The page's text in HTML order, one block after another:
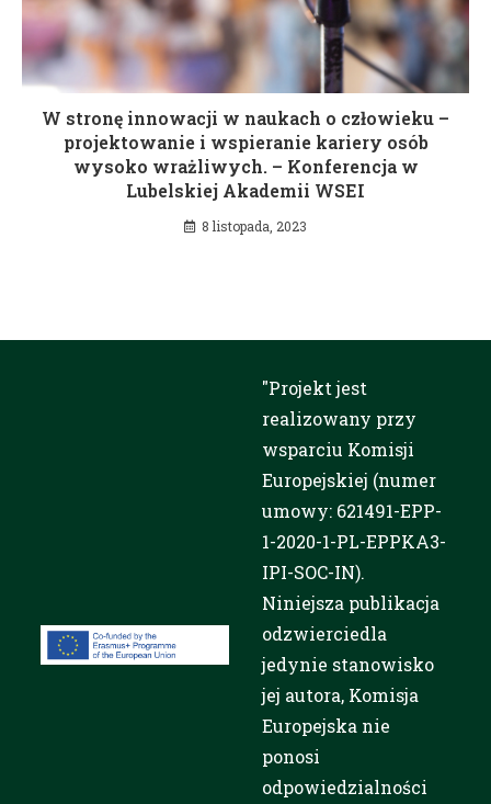
W stronę innowacji w naukach o człowieku –
projektowanie i wspieranie kariery osób
wysoko wrażliwych. – Konferencja w
Lubelskiej Akademii WSEI
8 listopada, 2023
"Projekt jest
realizowany przy
wsparciu Komisji
Europejskiej (numer
umowy: 621491-EPP-
1-2020-1-PL-EPPKA3-
IPI-SOC-IN).
Niniejsza publikacja
odzwierciedla
jedynie stanowisko
jej autora, Komisja
Europejska nie
ponosi
odpowiedzialności